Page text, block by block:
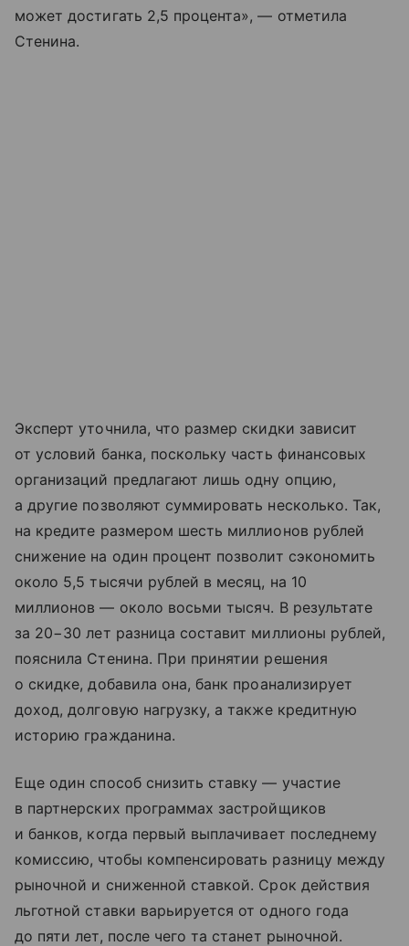
может достигать 2,5 процента», — отметила
Стенина.
Эксперт уточнила, что размер скидки зависит
от условий банка, поскольку часть финансовых
организаций предлагают лишь одну опцию,
а другие позволяют суммировать несколько. Так,
на кредите размером шесть миллионов рублей
снижение на один процент позволит сэкономить
около 5,5 тысячи рублей в месяц, на 10
миллионов — около восьми тысяч. В результате
за 20−30 лет разница составит миллионы рублей,
пояснила Стенина. При принятии решения
о скидке, добавила она, банк проанализирует
доход, долговую нагрузку, а также кредитную
историю гражданина.
Еще один способ снизить ставку — участие
в партнерских программах застройщиков
и банков, когда первый выплачивает последнему
комиссию, чтобы компенсировать разницу между
рыночной и сниженной ставкой. Срок действия
льготной ставки варьируется от одного года
до пяти лет, после чего та станет рыночной.